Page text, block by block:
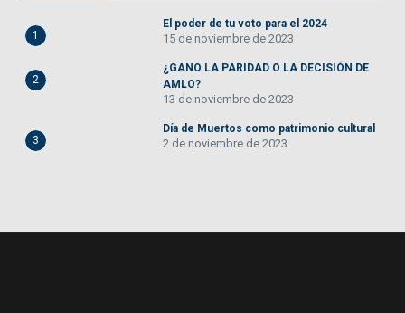
1
El poder de tu voto para el 2024
15 de noviembre de 2023
2
¿GANO LA PARIDAD O LA DECISIÓN DE
AMLO?
13 de noviembre de 2023
3
Día de Muertos como patrimonio cultural
2 de noviembre de 2023